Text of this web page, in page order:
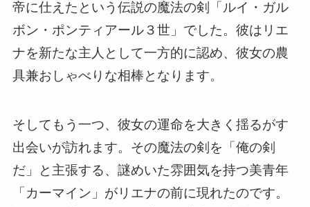
帝に仕えたという伝説の魔法の剣「ルイ・ガル
ボン・ポンティアール３世」でした。彼はリエ
ナを新たな主人として一方的に認め、彼女の農
具兼おしゃべりな相棒となります。
そしてもう一つ、彼女の運命を大きく揺るがす
出会いが訪れます。その魔法の剣を「俺の剣
だ」と主張する、謎めいた雰囲気を持つ美青年
「カーマイン」がリエナの前に現れたのです。